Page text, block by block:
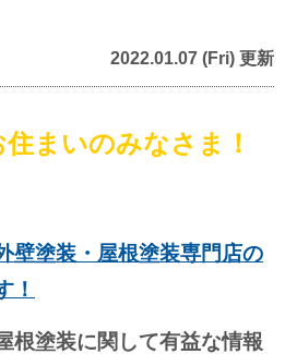
2022.01.07 (Fri) 更新
まいのみなさま！
壁塗装・屋根塗装専門店の
！
根塗装に関して有益な情報